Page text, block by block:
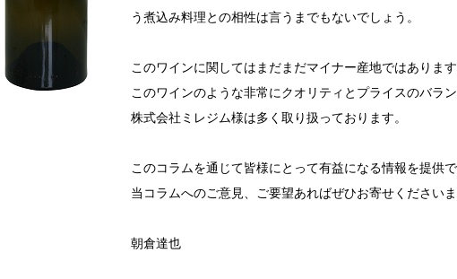
う煮込み料理との相性は言うまでもないでしょう。
このワインに関してはまだまだマイナー産地ではあります
このワインのような非常にクオリティとプライスのバラ
株式会社ミレジム様は多く取り扱っております。
このコラムを通じて皆様にとって有益になる情報を提供
当コラムへのご意見、ご要望あればぜひお寄せくださいま
朝倉達也